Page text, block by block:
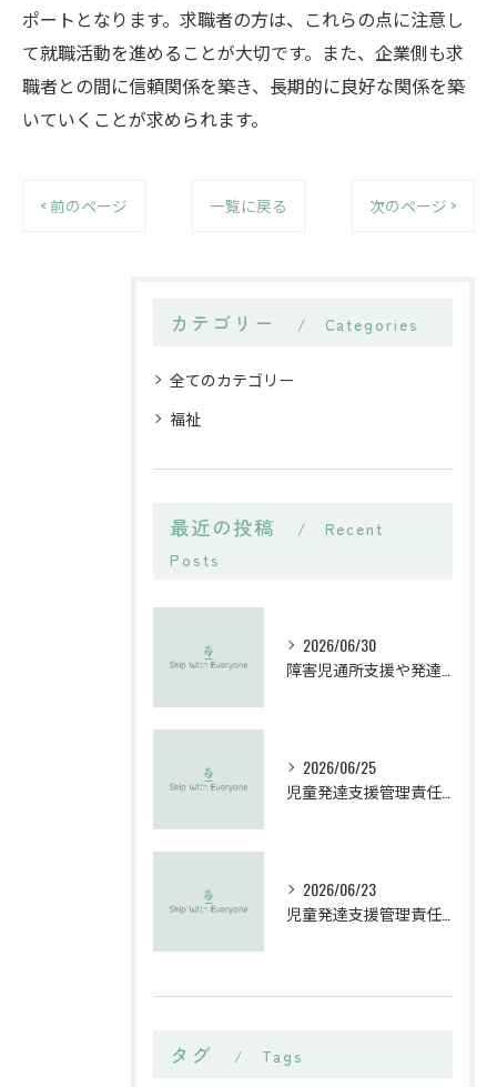
ポートとなります。求職者の方は、これらの点に注意し
て就職活動を進めることが大切です。また、企業側も求
職者との間に信頼関係を築き、長期的に良好な関係を築
いていくことが求められます。
< 前のページ 一覧に戻る 次のページ >
カテゴリー Categories
全てのカテゴリー
福祉
最近の投稿
Recent
Posts
2026/06/30
2026/06/25
2026/06/23
タグ Tags